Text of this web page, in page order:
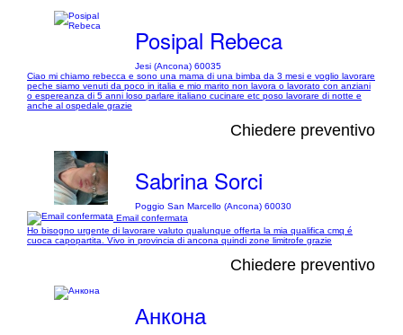
Posipal Rebeca
Jesi (Ancona) 60035
Ciao mi chiamo rebecca e sono una mama di una bimba da 3 mesi e voglio lavorare
peche siamo venuti da poco in italia e mio marito non lavora o lavorato con anziani
o espereanza di 5 anni loso parlare italiano cucinare etc poso lavorare di notte e
anche al ospedale grazie
Chiedere preventivo
Sabrina Sorci
Poggio San Marcello (Ancona) 60030
Email confermata
Ho bisogno urgente di lavorare valuto qualunque offerta la mia qualifica cmq é
cuoca capopartita. Vivo in provincia di ancona quindi zone limitrofe grazie
Chiedere preventivo
Анкона